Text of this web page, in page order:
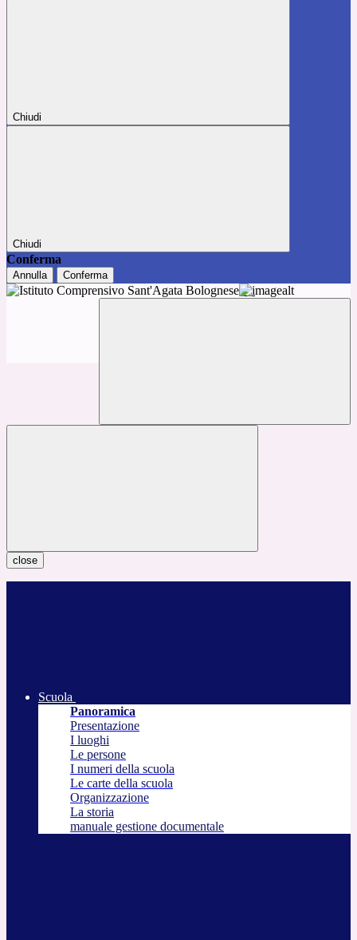
Chiudi
Chiudi
Conferma
Annulla Conferma
close
Scuola
Panoramica
Presentazione
I luoghi
Le persone
I numeri della scuola
Le carte della scuola
Organizzazione
La storia
manuale gestione documentale